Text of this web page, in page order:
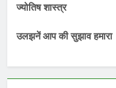
ज्योतिष शास्त्र
उलझनें आप की सुझाव हमारा